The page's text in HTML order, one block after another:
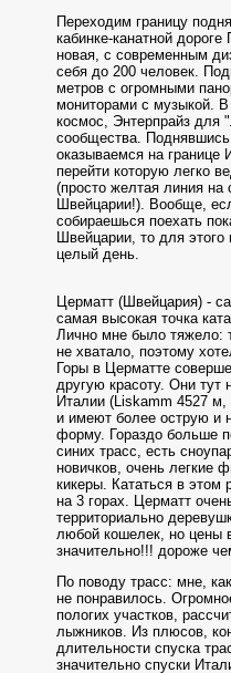
Переходим границу
кабинке-канатной
новая, с современным
себя до 200 человек.
метров с огромными
мониторами с музыкой.
космос, Энтерпрайз для
сообщества.
оказываемся на границе
перейти которую легко
(просто желтая линия на
Швейцарии!). Вообще,
собираешься поехать
Швейцарии, то для этого
целый день.
Церматт (Швейцария) -
самая высокая точка
Лично мне было тяжело:
не хватало, поэтому
Горы в Церматте
другую красоту. Они
Италии (Liskamm 4527
и имеют более острую и
форму. Гораздо больше
синих трасс, есть
новичков, очень легкие
кикеры. Кататься в этом
на 3 горах. Церматт
территориально
любой кошелек, но цены
значительно!!! дороже
По поводу трасс: мне,
не понравилось.
пологих участков,
лыжников. Из плюсов,
длительности спуска
значительно спуски